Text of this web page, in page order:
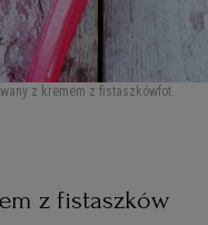
z kremem z fistaszkówfot.
z fistaszków